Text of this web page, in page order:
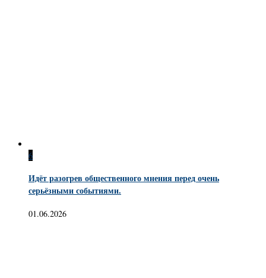
6
Идёт разогрев общественного мнения перед очень
серьёзными событиями.
01.06.2026